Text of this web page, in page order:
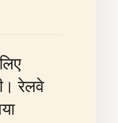
रेलवे